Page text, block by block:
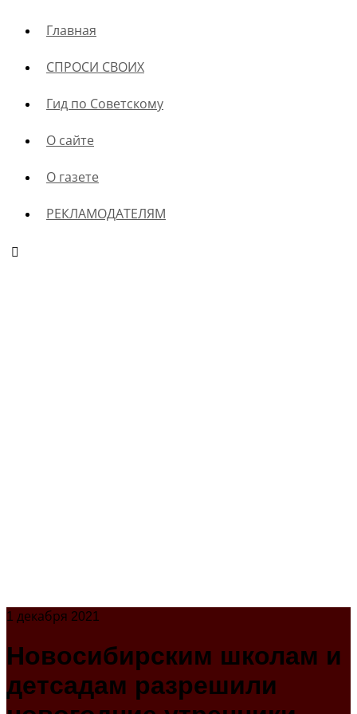
Главная
СПРОСИ СВОИХ
Гид по Советскому
О сайте
О газете
РЕКЛАМОДАТЕЛЯМ
1 декабря 2021
Новосибирским школам и
детсадам разрешили